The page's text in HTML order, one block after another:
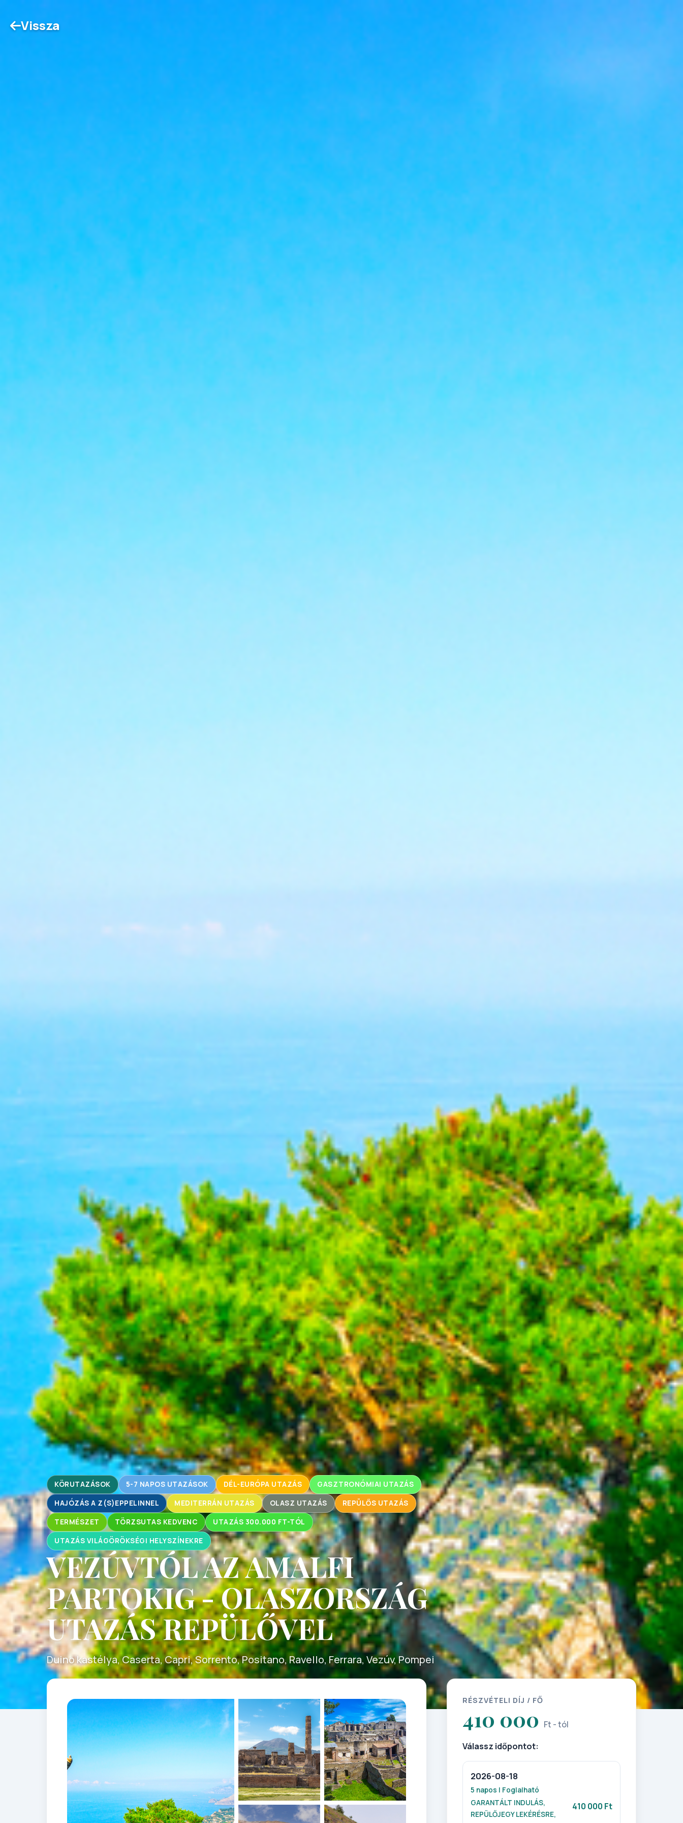
Vissza
KÖRUTAZÁSOK 5-7 NAPOS UTAZÁSOK DÉL-EURÓPA UTAZÁS GASZTRONÓMIAI UTAZÁS
HAJÓZÁS A Z(S)EPPELINNEL MEDITERRÁN UTAZÁS OLASZ UTAZÁS REPÜLŐS UTAZÁS
TERMÉSZET TÖRZSUTAS KEDVENC UTAZÁS 300.000 FT-TÓL
UTAZÁS VILÁGÖRÖKSÉGI HELYSZÍNEKRE
VEZÚVTÓL AZ AMALFI
PARTOKIG - OLASZORSZÁG
UTAZÁS REPÜLŐVEL
Duino kastélya, Caserta, Capri, Sorrento, Positano, Ravello, Ferrara, Vezúv, Pompei
RÉSZVÉTELI DÍJ / FŐ
410 000 Ft - tól
Válassz időpontot:
2026-08-18
5 napos | Foglalható
GARANTÁLT INDULÁS,
REPÜLŐJEGY LEKÉRÉSRE,
410 000 Ft